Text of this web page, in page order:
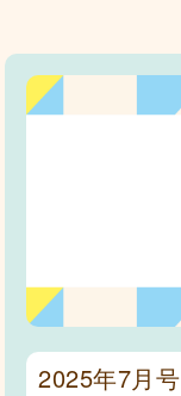
2025年7月号